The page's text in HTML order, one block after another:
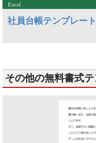
Excel
社員台帳テンプレー
その他の無料書式テ